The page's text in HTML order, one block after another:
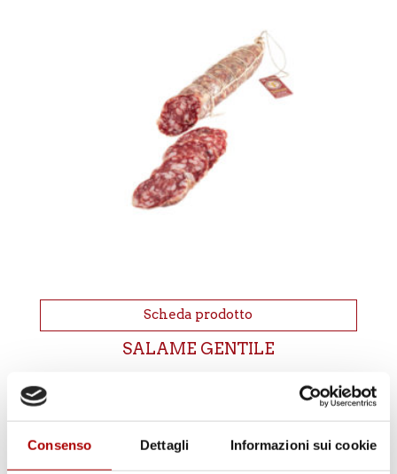
Consenso Dettagli Informazioni sui cookie
Scheda prodotto
SALAME GENTILE
Produzione e distribuzione,
vendita online di salumi di